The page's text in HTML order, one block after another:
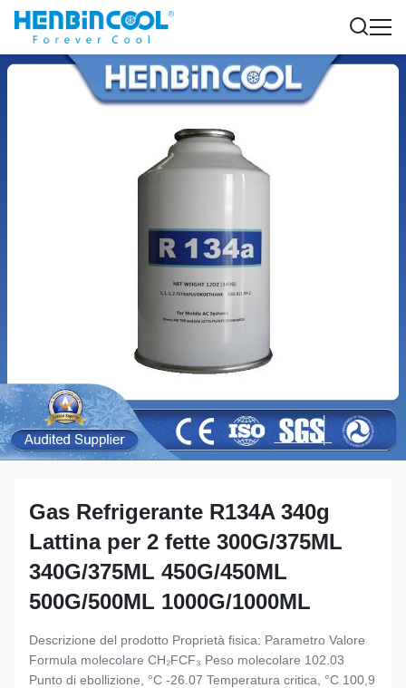
Gas Refrigerante R134A 340g
Lattina per 2 fette 300G/375ML
340G/375ML 450G/450ML
500G/500ML 1000G/1000ML
Descrizione del prodotto Proprietà fisica: Parametro Valore
Formula molecolare CH₂FCF₃ Peso molecolare 102.03
Punto di ebollizione, °C -26.07 Temperatura critica, °C 100,9